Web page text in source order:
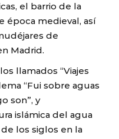
el barrio de la
época medieval, así
de
Madrid.
llamados “Viajes
“Fui sobre aguas
son”, y
islámica del agua
los siglos en la